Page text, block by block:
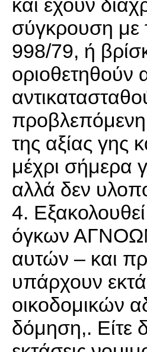
και έχουν
σύγκρουση με
998/79, ή
οριοθετηθούν
προβλεπόμενη
της αξίας γης
μέχρι σήμερα
αλλά δεν
4.
όγκων
αυτών – και
υπάρχουν
οικοδομικών
δόμηση,. Είτε